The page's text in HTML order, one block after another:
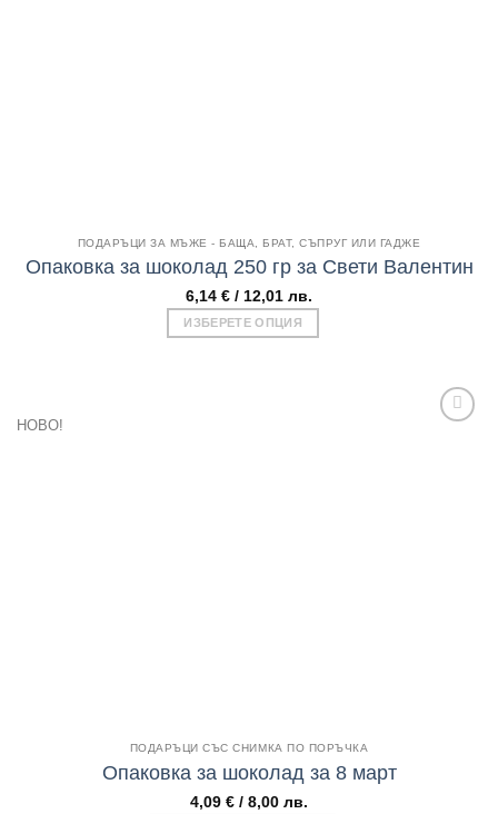
Бърз погледПОДАРЪЦИ ЗА МЪЖЕ - БАЩА, БРАТ, СЪПРУГ ИЛИ ГАДЖЕ
Опаковка за шоколад 250 гр за Свети Валентин
6,14 € / 12,01 лв.
ИЗБЕРЕТЕ ОПЦИЯ
НОВО!
ПОДАРЪЦИ СЪС СНИМКА ПО ПОРЪЧКА
Опаковка за шоколад за 8 март
4,09 € / 8,00 лв.